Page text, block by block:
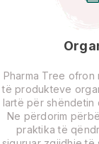
Pharma Tree
të produkteve
lartë për shëndetin
Ne përdorim
praktika të